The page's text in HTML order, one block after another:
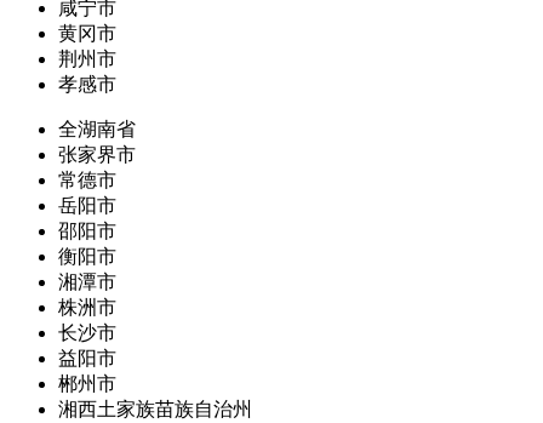
咸宁市
黄冈市
荆州市
孝感市
全湖南省
张家界市
常德市
岳阳市
邵阳市
衡阳市
湘潭市
株洲市
长沙市
益阳市
郴州市
湘西土家族苗族自治州